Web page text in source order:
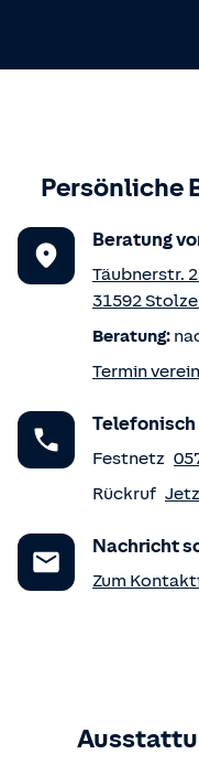
Persönliche
Beratung
Täubnerstr.
31592
Beratung:
Termin
Festnetz
Rückruf
Nachricht
Zum